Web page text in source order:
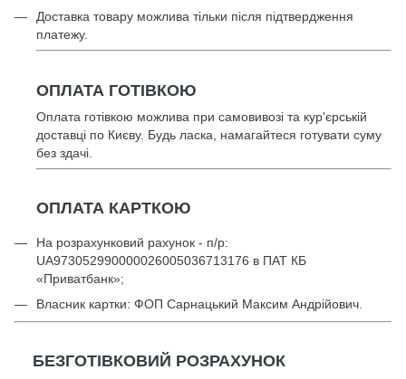
Доставка товару можлива тільки після підтвердження
платежу.
ОПЛАТА ГОТІВКОЮ
Оплата готівкою можлива при самовивозі та кур'єрській
доставці по Києву. Будь ласка, намагайтеся готувати суму
без здачі.
ОПЛАТА КАРТКОЮ
На розрахунковий рахунок - п/р:
UА973052990000026005036713176 в ПАТ КБ
«Приватбанк»;
Власник картки: ФОП Сарнацький Максим Андрійович.
БЕЗГОТІВКОВИЙ РОЗРАХУНОК